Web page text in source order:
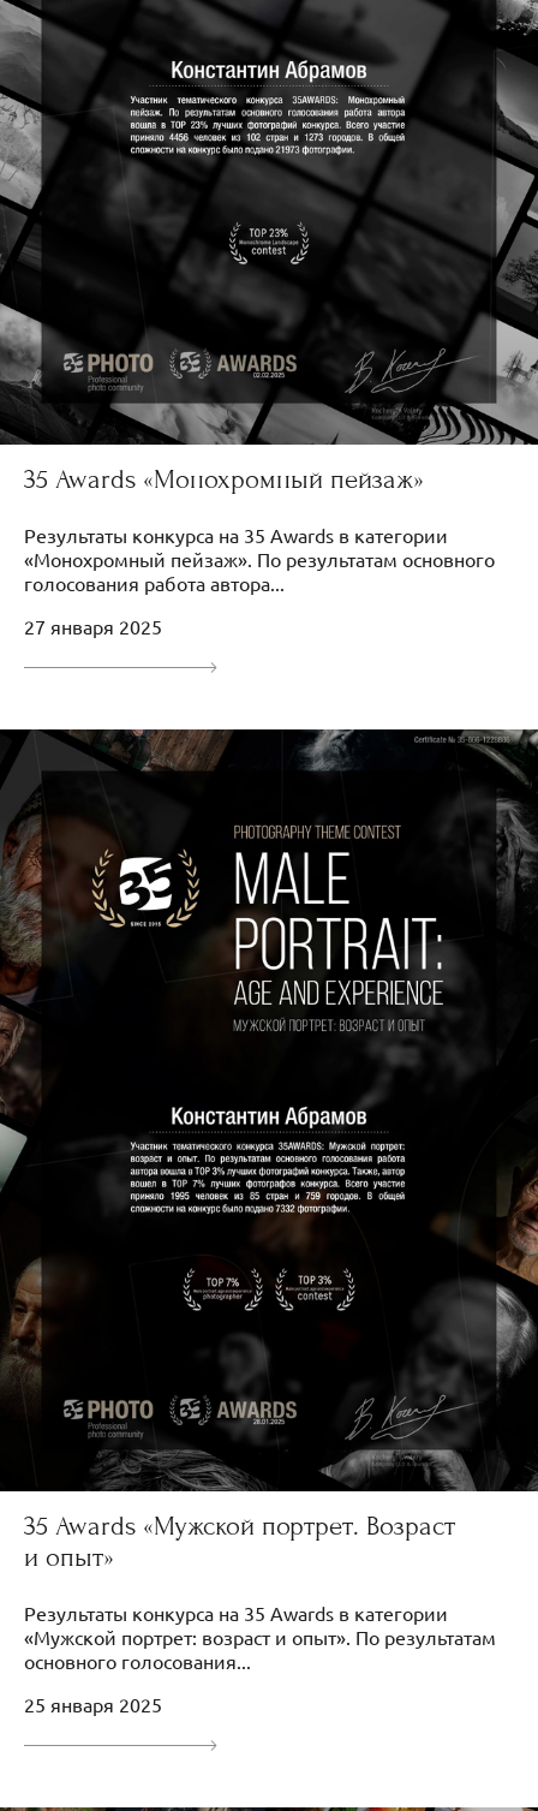
35 Awards «Монохромный пейзаж»
Результаты конкурса на 35 Awards в категории
«Монохромный пейзаж». По результатам основного
голосования работа автора...
27 января 2025
35 Awards «Мужской портрет. Возраст
и опыт»
Результаты конкурса на 35 Awards в категории
«Мужской портрет: возраст и опыт». По результатам
основного голосования...
25 января 2025